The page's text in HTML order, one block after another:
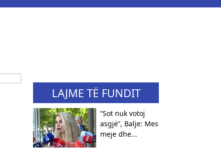
LAJME TË FUNDIT
“Sot nuk votoj
asgjë”, Balje: Mes
meje dhe...